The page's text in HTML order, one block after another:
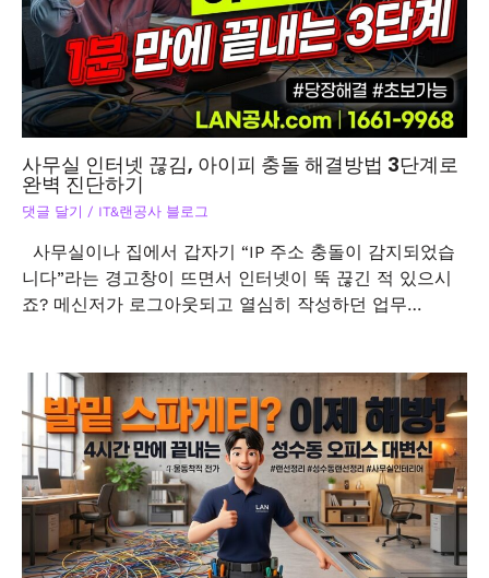
사무실 인터넷 끊김, 아이피 충돌 해결방법 3단계로
완벽 진단하기
댓글 달기 / IT&랜공사 블로그
사무실이나 집에서 갑자기 “IP 주소 충돌이 감지되었습
니다”라는 경고창이 뜨면서 인터넷이 뚝 끊긴 적 있으시
죠? 메신저가 로그아웃되고 열심히 작성하던 업무…